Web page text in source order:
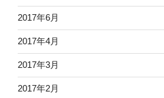
2017年6月
2017年4月
2017年3月
2017年2月